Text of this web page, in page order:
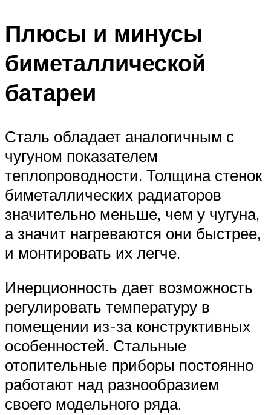
Плюсы и минусы
биметаллической
батареи
Сталь обладает аналогичным с
чугуном показателем
теплопроводности. Толщина стенок
биметаллических радиаторов
значительно меньше, чем у чугуна,
а значит нагреваются они быстрее,
и монтировать их легче.
Инерционность дает возможность
регулировать температуру в
помещении из-за конструктивных
особенностей. Стальные
отопительные приборы постоянно
работают над разнообразием
своего модельного ряда.